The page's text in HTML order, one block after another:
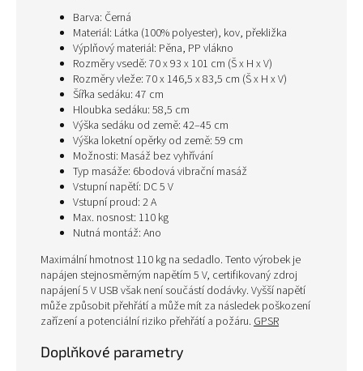
Barva: Černá
Materiál: Látka (100% polyester), kov, překližka
Výplňový materiál: Pěna, PP vlákno
Rozměry vsedě: 70 x 93 x 101 cm (Š x H x V)
Rozměry vleže: 70 x 146,5 x 83,5 cm (Š x H x V)
Šířka sedáku: 47 cm
Hloubka sedáku: 58,5 cm
Výška sedáku od země: 42–45 cm
Výška loketní opěrky od země: 59 cm
Možnosti: Masáž bez vyhřívání
Typ masáže: 6bodová vibrační masáž
Vstupní napětí: DC 5 V
Vstupní proud: 2 A
Max. nosnost: 110 kg
Nutná montáž: Ano
Maximální hmotnost 110 kg na sedadlo. Tento výrobek je
napájen stejnosměrným napětím 5 V, certifikovaný zdroj
napájení 5 V USB však není součástí dodávky. Vyšší napětí
může způsobit přehřátí a může mít za následek poškození
zařízení a potenciální riziko přehřátí a požáru. GPSR
Doplňkové parametry